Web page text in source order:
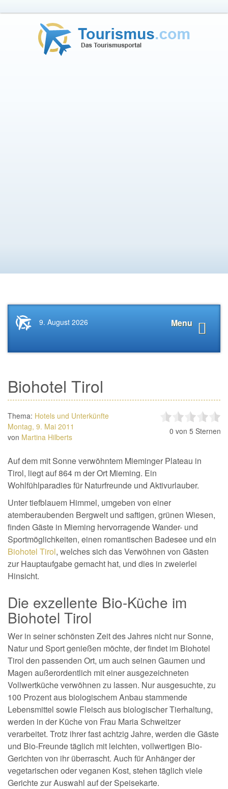
Startseite
News.Tourismus.com
Menu
9. August 2026
Biohotel Tirol
Thema: Hotels und Unterkünfte
Montag, 9. Mai 2011
von Martina Hilberts
0 von 5 Sternen
Auf dem mit Sonne verwöhntem Mieminger Plateau in
Tirol, liegt auf 864 m der Ort Mieming. Ein
Wohlfühlparadies für Naturfreunde und Aktivurlauber.
Unter tiefblauem Himmel, umgeben von einer
atemberaubenden Bergwelt und saftigen, grünen Wiesen,
finden Gäste in Mieming hervorragende Wander- und
Sportmöglichkeiten, einen romantischen Badesee und ein
Biohotel Tirol, welches sich das Verwöhnen von Gästen
zur Hauptaufgabe gemacht hat, und dies in zweierlei
Hinsicht.
Die exzellente Bio-Küche im
Biohotel Tirol
Wer in seiner schönsten Zeit des Jahres nicht nur Sonne,
Natur und Sport genießen möchte, der findet im Biohotel
Tirol den passenden Ort, um auch seinen Gaumen und
Magen außerordentlich mit einer ausgezeichneten
Vollwertküche verwöhnen zu lassen. Nur ausgesuchte, zu
100 Prozent aus biologischem Anbau stammende
Lebensmittel sowie Fleisch aus biologischer Tierhaltung,
werden in der Küche von Frau Maria Schweitzer
verarbeitet. Trotz ihrer fast achtzig Jahre, werden die Gäste
und Bio-Freunde täglich mit leichten, vollwertigen Bio-
Gerichten von ihr überrascht. Auch für Anhänger der
vegetarischen oder veganen Kost, stehen täglich viele
Gerichte zur Auswahl auf der Speisekarte.